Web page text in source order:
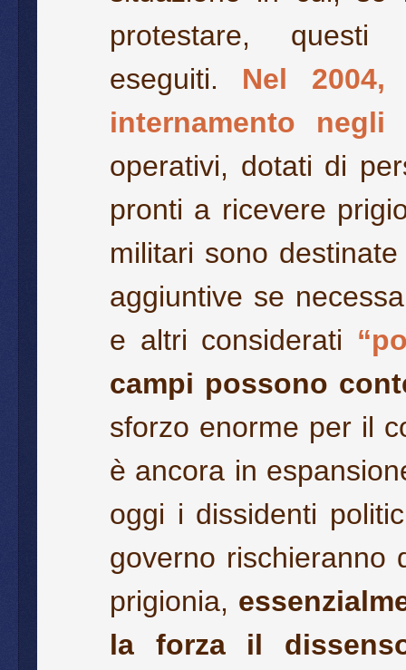
protestare, questi
eseguiti. Nel
internamento
operativi, dotati di
pronti a ricevere
militari sono
aggiuntive se
e altri considerati
campi possono
sforzo enorme per il
è ancora in
oggi i dissidenti
governo rischieranno
prigionia,
la forza il